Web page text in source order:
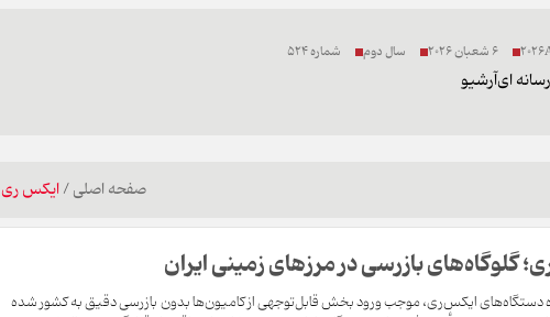
6 شعبان 2026 سال دوم شماره 524
ایآرشیو
صفحه اصلی/ایکس ری
گلوگاه‌های بازرسی در مرزهای زمینی ایران
دستگاه‌های ایکس‌ری، موجب ورود بخش قابل‌توجهی از کامیون‌ها بدون بازرسی دقیق به کشور شده